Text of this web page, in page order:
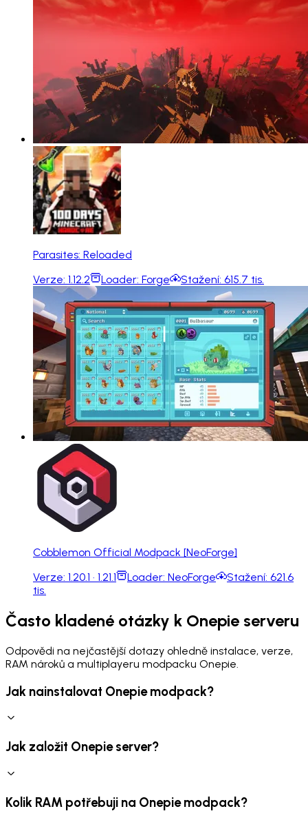
Parasites: Reloaded
Verze: 1.12.2 Loader: Forge Stažení: 615.7 tis.
Cobblemon Official Modpack [NeoForge]
Verze: 1.20.1 · 1.21.1 Loader: NeoForge Stažení: 621.6
tis.
Často kladené otázky k Onepie serveru
Odpovědi na nejčastější dotazy ohledně instalace, verze,
RAM nároků a multiplayeru modpacku Onepie.
Jak nainstalovat Onepie modpack?
Jak založit Onepie server?
Kolik RAM potřebuji na Onepie modpack?